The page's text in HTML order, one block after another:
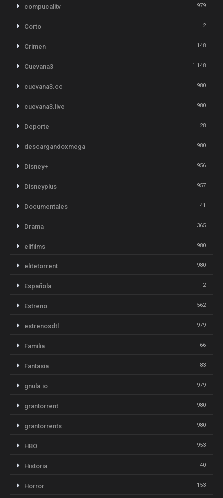
compucalitv 979
Corto 2
Crimen 148
Cuevana3 1.148
cuevana3.cc 980
cuevana3.live 980
Deporte 28
descargandoxmega 980
Disney+ 956
Disneyplus 957
Documentales 41
Drama 365
elifilms 980
elitetorrent 980
Española 2
Estreno 562
estrenosdtl 979
Familia 66
Fantasia 83
gnula.io 979
grantorrent 980
grantorrents 980
HBO 953
Historia 40
Horror 153